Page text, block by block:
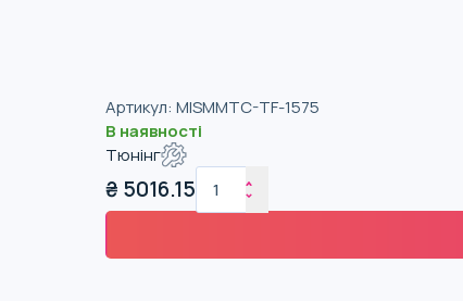
Артикул: MISMMTC-TF-1575
В наявності
Тюнінг
₴ 5016.15